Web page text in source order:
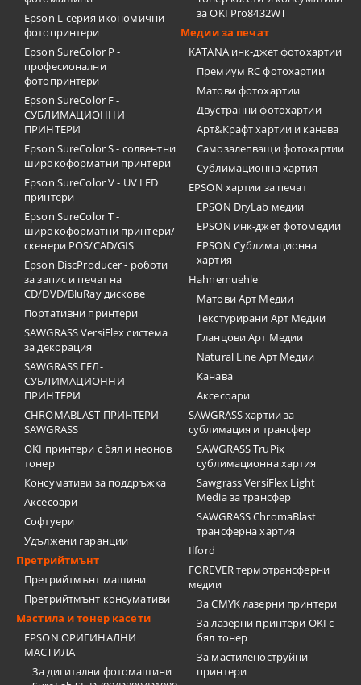
Epson L-серия икономични
фотопринтери
Epson SureColor P -
професионални
фотопринтери
Epson SureColor F -
СУБЛИМАЦИОННИ
ПРИНТЕРИ
Epson SureColor S - солвентни
широкоформатни принтери
Epson SureColor V - UV LED
принтери
Epson SureColor T -
широкоформатни принтери/
скенери POS/CAD/GIS
Epson DiscProducer - роботи
за запис и печат на
CD/DVD/BluRay дискове
Портативни принтери
SAWGRASS VersiFlex система
за декорация
SAWGRASS ГЕЛ-
СУБЛИМАЦИОННИ
ПРИНТЕРИ
CHROMABLAST ПРИНТЕРИ
SAWGRASS
OKI принтери с бял и неонов
тонер
Консумативи за поддръжка
Аксесоари
Софтуери
Удължени гаранции
Претрийтмънт
Претрийтмънт машини
Претрийтмънт консумативи
Мастила и тонер касети
EPSON ОРИГИНАЛНИ
МАСТИЛА
За дигитални фотомашини
за OKI Pro8432WT
Медии за печат
KATANA инк-джет фотохартии
Премиум RC фотохартии
Матови фотохартии
Двустранни фотохартии
Арт&Крафт хартии и канава
Самозалепващи фотохартии
Сублимационна хартия
EPSON хартии за печат
EPSON DryLab медии
EPSON инк-джет фотомедии
EPSON Сублимационна
хартия
Hahnemuehle
Матови Арт Медии
Текстурирани Арт Медии
Гланцови Арт Медии
Natural Line Арт Медии
Канава
Аксесоари
SAWGRASS хартии за
сублимация и трансфер
SAWGRASS TruPix
сублимационна хартия
Sawgrass VersiFlex Light
Media за трансфер
SAWGRASS ChromaBlast
трансферна хартия
Ilford
FOREVER термотрансферни
медии
За CMYK лазерни принтери
За лазерни принтери OKI с
бял тонер
За мастиленоструйни
принтери